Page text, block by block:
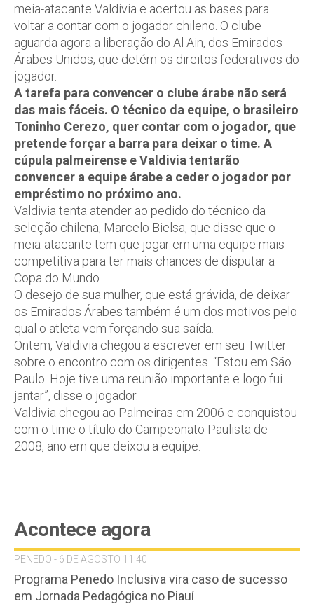
meia-atacante Valdivia e acertou as bases para
voltar a contar com o jogador chileno. O clube
aguarda agora a liberação do Al Ain, dos Emirados
Árabes Unidos, que detém os direitos federativos do
jogador.
A tarefa para convencer o clube árabe não será
das mais fáceis. O técnico da equipe, o brasileiro
Toninho Cerezo, quer contar com o jogador, que
pretende forçar a barra para deixar o time. A
cúpula palmeirense e Valdivia tentarão
convencer a equipe árabe a ceder o jogador por
empréstimo no próximo ano.
Valdivia tenta atender ao pedido do técnico da
seleção chilena, Marcelo Bielsa, que disse que o
meia-atacante tem que jogar em uma equipe mais
competitiva para ter mais chances de disputar a
Copa do Mundo.
O desejo de sua mulher, que está grávida, de deixar
os Emirados Árabes também é um dos motivos pelo
qual o atleta vem forçando sua saída.
Ontem, Valdivia chegou a escrever em seu Twitter
sobre o encontro com os dirigentes. “Estou em São
Paulo. Hoje tive uma reunião importante e logo fui
jantar”, disse o jogador.
Valdivia chegou ao Palmeiras em 2006 e conquistou
com o time o título do Campeonato Paulista de
2008, ano em que deixou a equipe.
Acontece agora
PENEDO - 6 DE AGOSTO 11:40
Programa Penedo Inclusiva vira caso de sucesso
em Jornada Pedagógica no Piauí